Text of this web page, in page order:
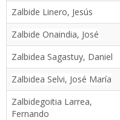
Zalbide Linero, Jesús
Zalbide Onaindia, José
Zalbidea Sagastuy, Daniel
Zalbidea Selvi, José María
Zalbidegoitia Larrea,
Fernando